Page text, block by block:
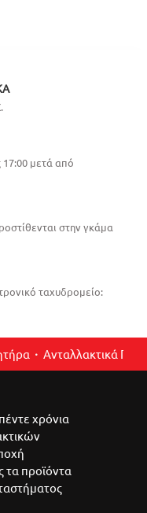
μετά από
στην γκάμα
ταχυδρομείο:
Ανταλλακτικά
χρόνια
τα προϊόντα